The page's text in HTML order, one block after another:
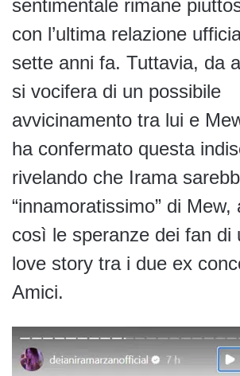
sentimentale rimane
con l’ultima relazione
sette anni fa. Tuttavia, da
si vocifera di un possibile
avvicinamento tra lui e
ha confermato questa
rivelando che Irama
“innamoratissimo” di Mew,
così le speranze dei fan di
love story tra i due ex
Amici.